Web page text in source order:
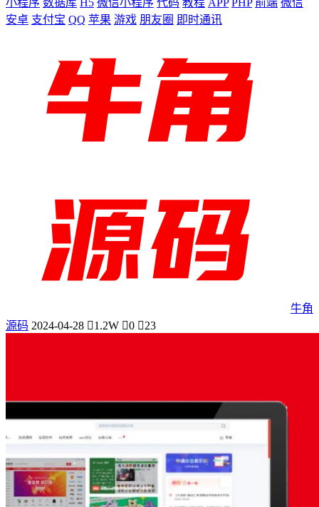
安卓 支付宝 QQ 苹果 游戏 朋友圈 即时通讯
牛角
源码 2024-04-28 1.2W 0 23